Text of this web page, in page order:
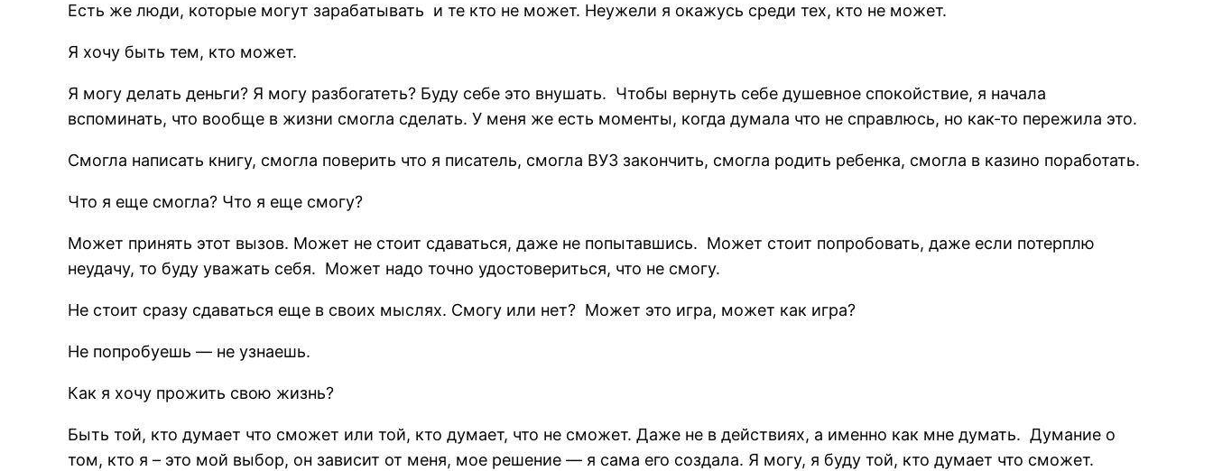
Есть же люди, которые могут зарабатывать и те кто не может. Неужели я окажусь среди тех, кто не может.
Я хочу быть тем, кто может.
Я могу делать деньги? Я могу разбогатеть? Буду себе это внушать. Чтобы вернуть себе душевное спокойствие, я начала
вспоминать, что вообще в жизни смогла сделать. У меня же есть моменты, когда думала что не справлюсь, но как-то пережила это.
Смогла написать книгу, смогла поверить что я писатель, смогла ВУЗ закончить, смогла родить ребенка, смогла в казино поработать.
Что я еще смогла? Что я еще смогу?
Может принять этот вызов. Может не стоит сдаваться, даже не попытавшись. Может стоит попробовать, даже если потерплю
неудачу, то буду уважать себя. Может надо точно удостовериться, что не смогу.
Не стоит сразу сдаваться еще в своих мыслях. Смогу или нет? Может это игра, может как игра?
Не попробуешь — не узнаешь.
Как я хочу прожить свою жизнь?
Быть той, кто думает что сможет или той, кто думает, что не сможет. Даже не в действиях, а именно как мне думать. Думание о
том, кто я – это мой выбор, он зависит от меня, мое решение — я сама его создала. Я могу, я буду той, кто думает что сможет.